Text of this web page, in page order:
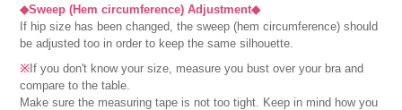
◆Sweep (Hem circumference) Adjustment◆
If hip size has been changed, the sweep (hem circumference) should
be adjusted too in order to keep the same silhouette.
※ If you don't know your size, measure you bust over your bra and
compare to the table.
Make sure the measuring tape is not too tight. Keep in mind how you